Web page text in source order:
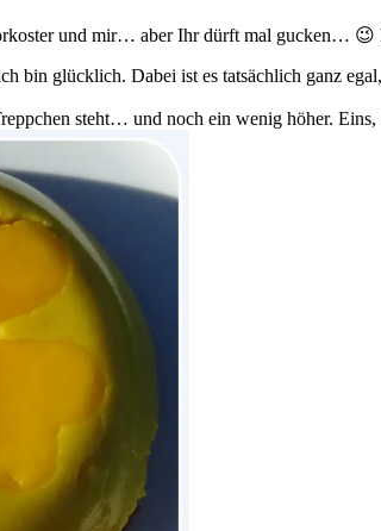
und mir… aber Ihr dürft mal gucken… 😉
bin glücklich. Dabei ist es tatsächlich ganz
steht… und noch ein wenig höher. Eins,